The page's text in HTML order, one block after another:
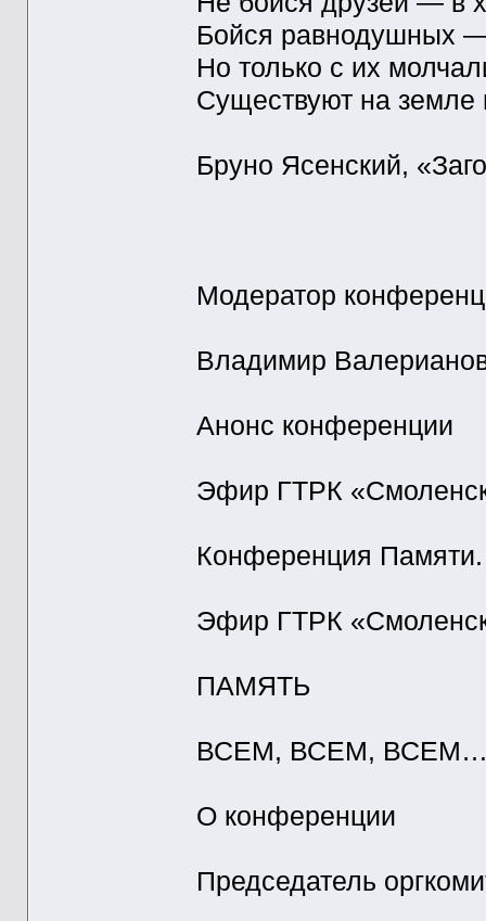
Бойся равнодушных
Но только с их
Существуют на земле
Бруно Ясенский,
Модератор
Владимир
Анонс конференции
Эфир ГТРК
Конференция
Эфир ГТРК
ПАМЯТЬ
ВСЕМ, ВСЕМ,
О конференции
Председатель